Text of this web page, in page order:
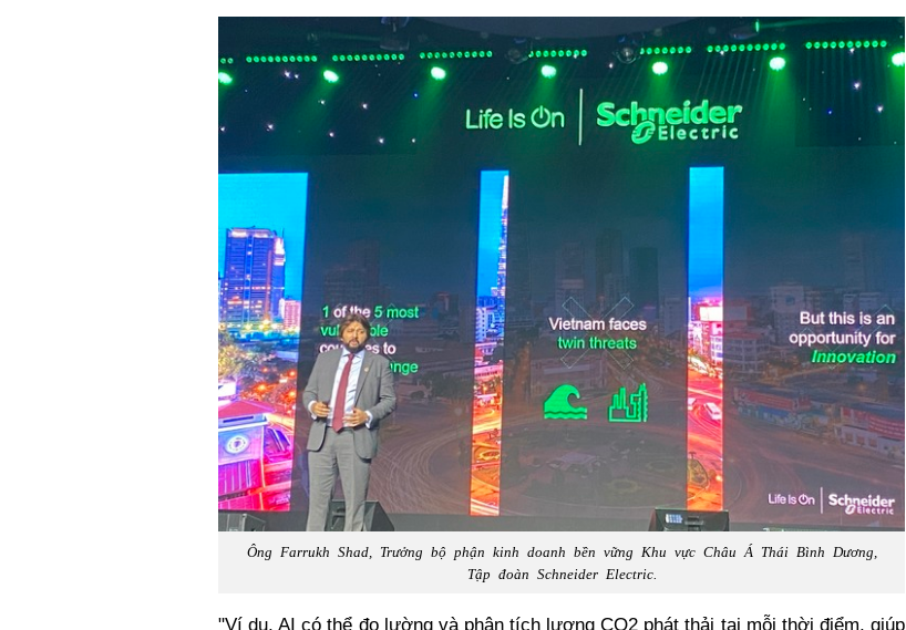
Ông Farrukh Shad, Trưởng bộ phận kinh doanh bền vững Khu vực Châu Á Thái Bình Dương,
Tập đoàn Schneider Electric.
"Ví dụ, AI có thể đo lường và phân tích lượng CO2 phát thải tại mỗi thời điểm, giúp